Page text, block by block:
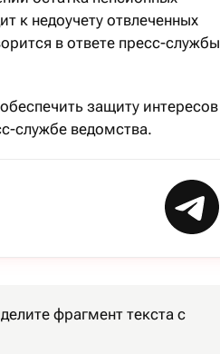
к недоучету отвлеченных
в ответе пресс-службы
защиту интересов
службе ведомства.
фрагмент текста с